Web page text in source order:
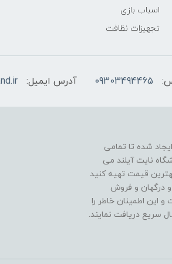
اسباب بازی
تجهیزات نظافت
09303494465 آدرس ایمیل:
شده تا تمامی
نایت آیلند می
قیمت تهیه کنید
ی قشم و درگهان و فروش
آغاز کرده است و این اطمینان خاطر را
سریع دریافت نمایند.